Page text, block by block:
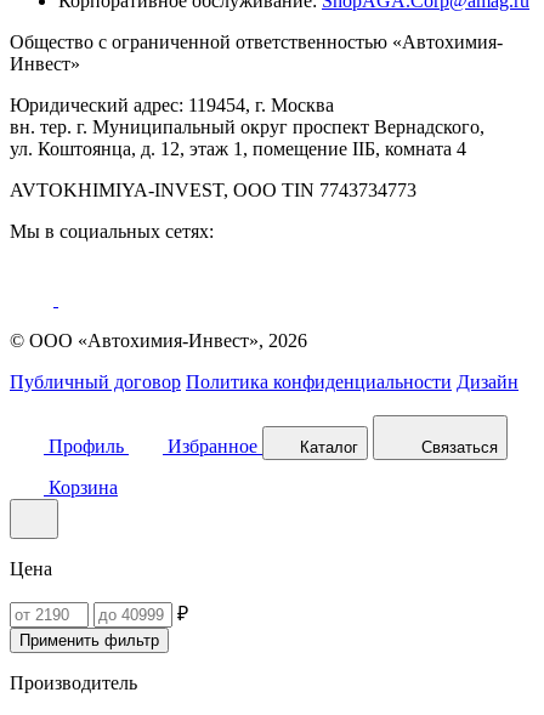
Общество с ограниченной ответственностью «Автохимия-
Инвест»
Юридический адрес: 119454, г. Москва
вн. тер. г. Муниципальный округ проспект Вернадского,
ул. Коштоянца, д. 12, этаж 1, помещение IIБ, комната 4
AVTOKHIMIYA-INVEST, OOO TIN 7743734773
Мы в социальных сетях:
© ООО «Автохимия-Инвест», 2026
Публичный договор Политика конфиденциальности Дизайн
Профиль Избранное Каталог Связаться
Корзина
Цена
₽
Применить фильтр
Производитель